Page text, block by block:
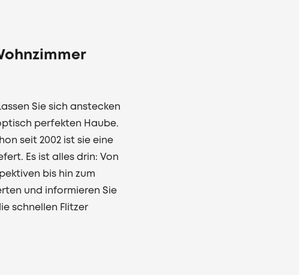
Sie sich anstecken
perfekten Haube.
seit 2002 ist sie eine
Es ist alles drin: Von
bis hin zum
und informieren Sie
schnellen Flitzer